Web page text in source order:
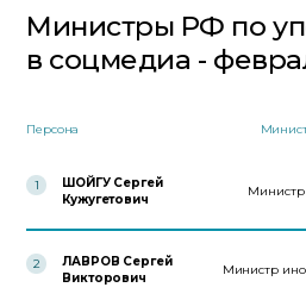
Министры РФ по
в соцмедиа -
Персона
1
ШОЙГУ Сергей
Кужугетович
2
ЛАВРОВ Сергей
Викторович
Министр